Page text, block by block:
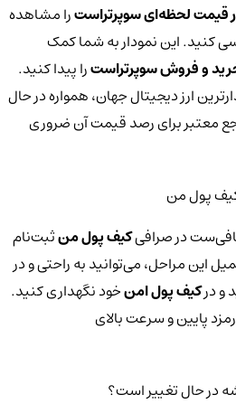
قیمت لحظه‌ای سوپرتراسترا مشاهده
کنید. این نمودار به شما کمک
و فروش سوپرتراسترا پیدا کنید.
ارز دیجیتال جهان، همواره در حال
معتبر برای رصد قیمت آن ضروری
پول من
در صرافیکیف پول منثبت‌نام
این مراحل، می‌توانید به راحتی و در
درکیف پول امنخود نگهداری کنید.
پایین و سرعت بالای
در حال تغییر است؟